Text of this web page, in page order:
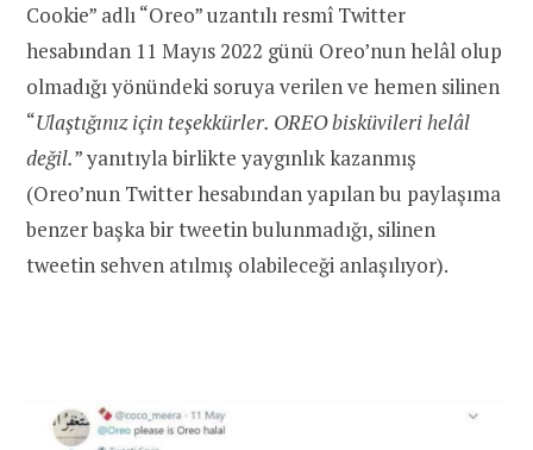
Cookie” adlı “Oreo” uzantılı resmî Twitter
hesabından 11 Mayıs 2022 günü Oreo’nun helâl olup
olmadığı yönündeki soruya verilen ve hemen silinen
“Ulaştığınız için teşekkürler. OREO bisküvileri helâl
değil.” yanıtıyla birlikte yaygınlık kazanmış
(Oreo’nun Twitter hesabından yapılan bu paylaşıma
benzer başka bir tweetin bulunmadığı, silinen
tweetin sehven atılmış olabileceği anlaşılıyor).